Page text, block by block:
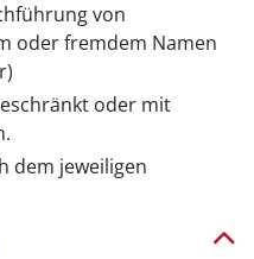
von
oder fremdem Namen
oder mit
dem jeweiligen